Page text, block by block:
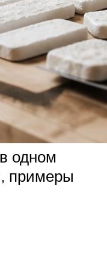
одном
примеры